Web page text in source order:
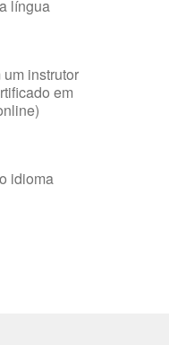
instrutor
em
idioma